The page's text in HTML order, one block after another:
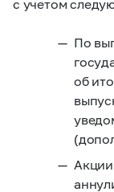
с учетом
По
об